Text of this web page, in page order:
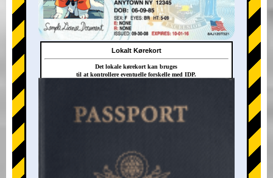
+
Lokalt Kørekort
Det lokale kørekort kan bruges
til at kontrollere eventuelle forskelle med IDP.